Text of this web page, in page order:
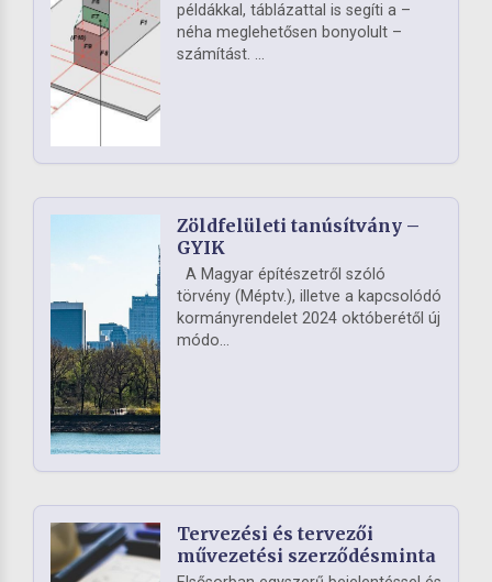
példákkal, táblázattal is segíti a –
néha meglehetősen bonyolult –
számítást. ...
Zöldfelületi tanúsítvány –
GYIK
A Magyar építészetről szóló
törvény (Méptv.), illetve a kapcsolódó
kormányrendelet 2024 októberétől új
módo...
Tervezési és tervezői
művezetési szerződésminta